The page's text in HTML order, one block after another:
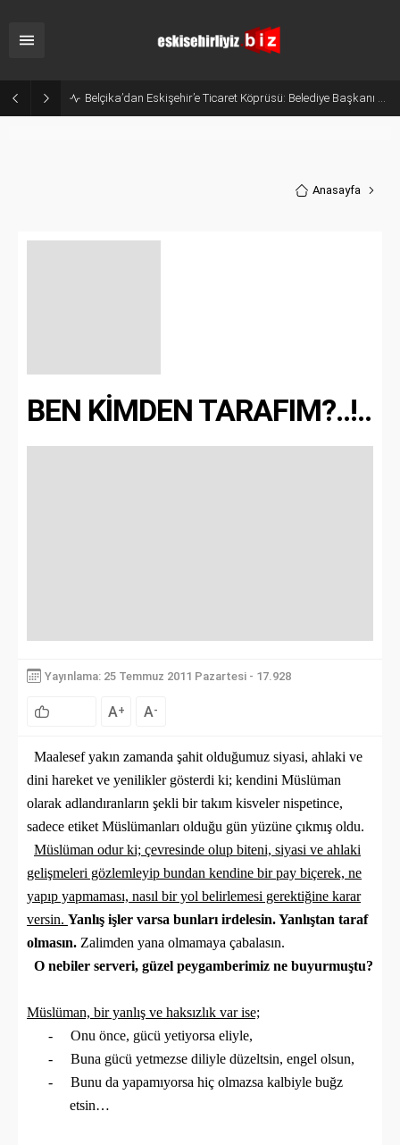
Belçika’dan Eskişehir’e Ticaret Köprüsü: Belediye Başkanı Emir Kır MÜSİAD’ı Ziyaret Etti
Anasayfa
BEN KİMDEN TARAFIM?..!..
Yayınlama: 25 Temmuz 2011 Pazartesi - 17.928
A+ A-
Maalesef yakın zamanda şahit olduğumuz siyasi, ahlaki ve
dini hareket ve yenilikler gösterdi ki; kendini Müslüman
olarak adlandıranların şekli bir takım kisveler nispetince,
sadece etiket Müslümanları olduğu gün yüzüne çıkmış oldu.
Müslüman odur ki; çevresinde olup biteni, siyasi ve ahlaki
gelişmeleri gözlemleyip bundan kendine bir pay biçerek, ne
yapıp yapmaması, nasıl bir yol belirlemesi gerektiğine karar
versin. Yanlış işler varsa bunları irdelesin. Yanlıştan taraf
olmasın. Zalimden yana olmamaya çabalasın.
O nebiler serveri, güzel peygamberimiz ne buyurmuştu?
Müslüman, bir yanlış ve haksızlık var ise;
-
Onu önce, gücü yetiyorsa eliyle,
-
Buna gücü yetmezse diliyle düzeltsin, engel olsun,
-
Bunu da yapamıyorsa hiç olmazsa kalbiyle buğz
etsin…